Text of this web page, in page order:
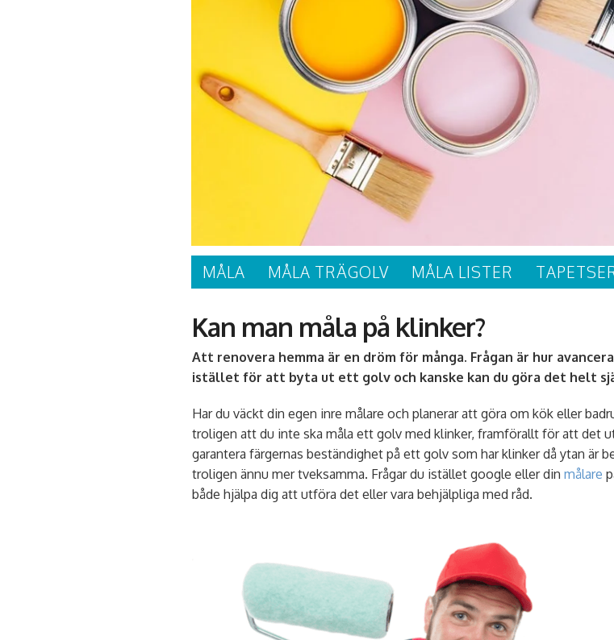
MÅLA MÅLA TRÄGOLV MÅLA LISTER
Kan man måla på klinker?
Att renovera hemma är en dröm för många. Frågan är hur
istället för att byta ut ett golv och kanske kan du göra det helt
Har du väckt din egen inre målare och planerar att göra om kök eller
troligen att du inte ska måla ett golv med klinker, framförallt för att det
garantera färgernas beständighet på ett golv som har klinker då ytan är
troligen ännu mer tveksamma. Frågar du istället google eller din målare
både hjälpa dig att utföra det eller vara behjälpliga med råd.